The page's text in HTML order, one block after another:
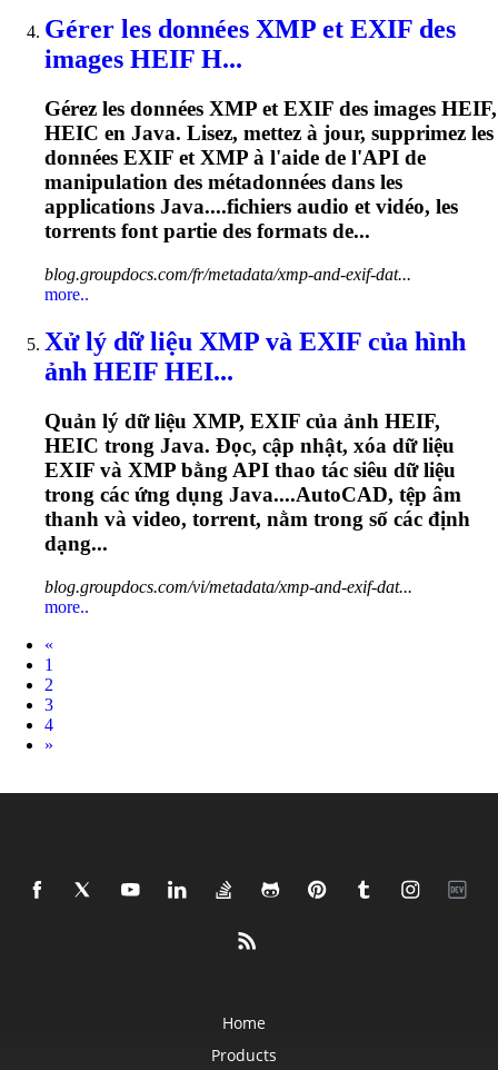
Gérer les données XMP et EXIF des
images HEIF H...
Gérez les données XMP et EXIF des images HEIF,
HEIC en Java. Lisez, mettez à jour, supprimez les
données EXIF et XMP à l'aide de l'API de
manipulation des métadonnées dans les
applications Java....fichiers audio et vidéo, les
torrents font partie des formats de...
blog.groupdocs.com/fr/metadata/xmp-and-exif-dat...
more..
Xử lý dữ liệu XMP và EXIF của hình
ảnh HEIF HEI...
Quản lý dữ liệu XMP, EXIF của ảnh HEIF,
HEIC trong Java. Đọc, cập nhật, xóa dữ liệu
EXIF và XMP bằng API thao tác siêu dữ liệu
trong các ứng dụng Java....AutoCAD, tệp âm
thanh và video, torrent, nằm trong số các định
dạng...
blog.groupdocs.com/vi/metadata/xmp-and-exif-dat...
more..
«
1
2
3
4
Next
»
Home
Products